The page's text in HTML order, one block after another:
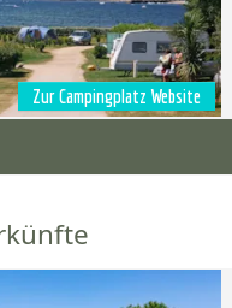
Zur Campingplatz Website